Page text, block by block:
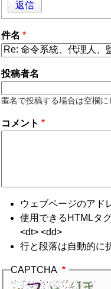
返信
件名
投稿者名
匿名で投稿する場合は空欄に
コメント
ウェブページのアド
使用できるHTMLタ
<dt> <dd>
行と段落は自動的に
CAPTCHA